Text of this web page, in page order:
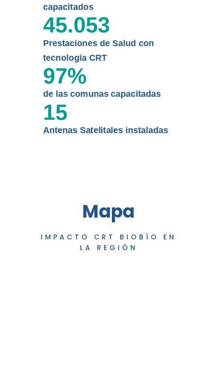
capacitados
Prestaciones de Salud con
tecnología CRT
45.053
de las comunas capacitadas
97%
Antenas Satelitales instaladas
15
Mapa
IMPACTO CRT BIOBÍO EN
LA REGIÓN